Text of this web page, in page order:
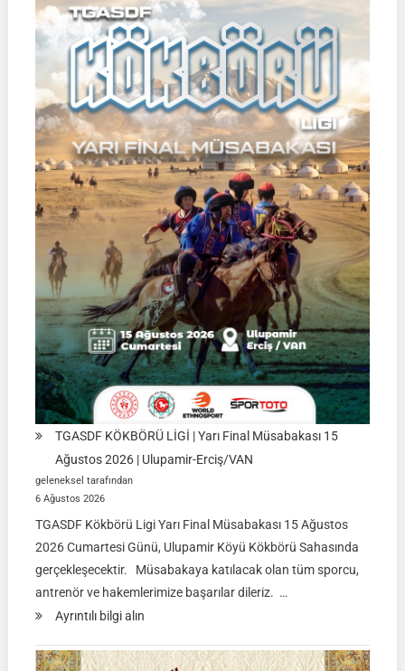
TGASDF KÖKBÖRÜ LİGİ | Yarı Final Müsabakası 15
Ağustos 2026 | Ulupamir-Erciş/VAN
geleneksel tarafından
6 Ağustos 2026
TGASDF Kökbörü Ligi Yarı Final Müsabakası 15 Ağustos
2026 Cumartesi Günü, Ulupamir Köyü Kökbörü Sahasında
gerçekleşecektir. Müsabakaya katılacak olan tüm sporcu,
antrenör ve hakemlerimize başarılar dileriz. …
Ayrıntılı bilgi alın:
KÖKBÖRÜ